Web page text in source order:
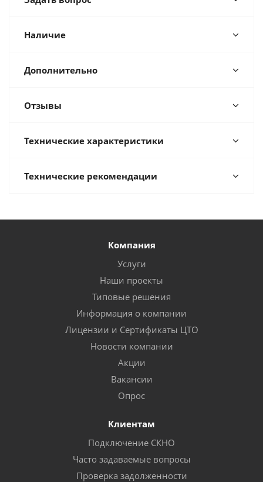
Наличие
Дополнительно
Отзывы
Технические характеристики
Технические рекомендации
Компания
Услуги
Наши проекты
Типовые решения
Информация о компании
Лицензии и Сертификаты ЦТО
Новости компании
Акции
Вакансии
Опрос
Клиентам
Подключение СКНО
Часто задаваемые вопросы
Проверка задолженности